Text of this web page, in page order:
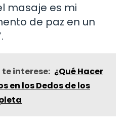
masaje es mi
de paz en un
interese: ¿Qué Hacer
en los Dedos de los